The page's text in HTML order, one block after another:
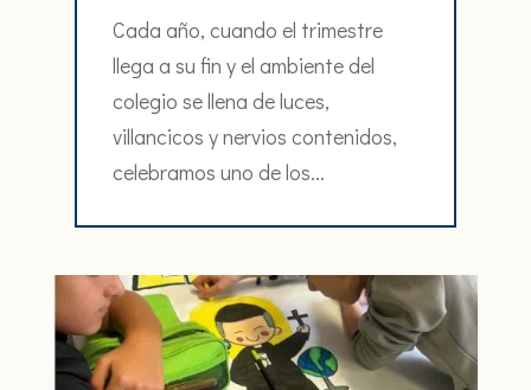
Cada año, cuando el trimestre
llega a su fin y el ambiente del
colegio se llena de luces,
villancicos y nervios contenidos,
celebramos uno de los...